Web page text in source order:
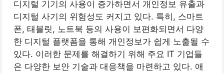
디지털 기기의 사용이 증가하면서 개인정보 유출과
디지털 사기의 위험성도 커지고 있다. 특히, 스마트
폰, 태블릿, 노트북 등의 사용이 보편화되면서 다양
한 디지털 플랫폼을 통해 개인정보가 쉽게 노출될 수
있다. 이러한 문제를 해결하기 위해 주요 IT 기업들
은 다양한 보안 기술과 대응책을 마련하고 있다. 애